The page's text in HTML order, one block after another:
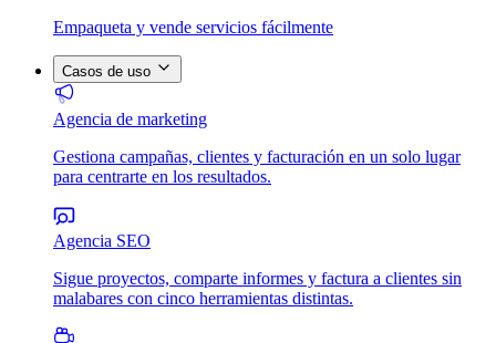
Empaqueta y vende servicios fácilmente
Casos de uso
Agencia de marketing
Gestiona campañas, clientes y facturación en un solo lugar
para centrarte en los resultados.
Agencia SEO
Sigue proyectos, comparte informes y factura a clientes sin
malabares con cinco herramientas distintas.